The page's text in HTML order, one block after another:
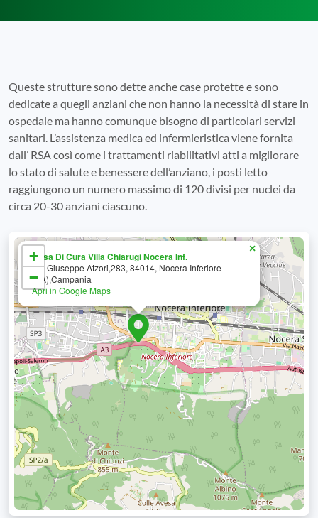
Queste strutture sono dette anche case protette e sono
dedicate a quegli anziani che non hanno la necessità di stare in
ospedale ma hanno comunque bisogno di particolari servizi
sanitari. L’assistenza medica ed infermieristica viene fornita
dall’ RSA così come i trattamenti riabilitativi atti a migliorare
lo stato di salute e benessere dell’anziano, i posti letto
raggiungono un numero massimo di 120 divisi per nuclei da
circa 20-30 anziani ciascuno.
Casa Di Cura Villa Chiarugi Nocera Inf.
Via Giuseppe Atzori,283, 84014, Nocera Inferiore
(SA),Campania
Apri in Google Maps
×
+
−